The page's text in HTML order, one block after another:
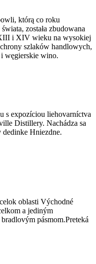
którą co roku
została zbudowana
i XIV wieku na wysokiej
szlaków handlowych,
węgierskie wino.
s expozíciou liehovarníctva
Distillery. Nachádza sa
dedinke Hniezdne.
oblasti Východné
a jediným
pásmom.Preteká